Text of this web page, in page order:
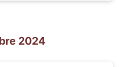
2024